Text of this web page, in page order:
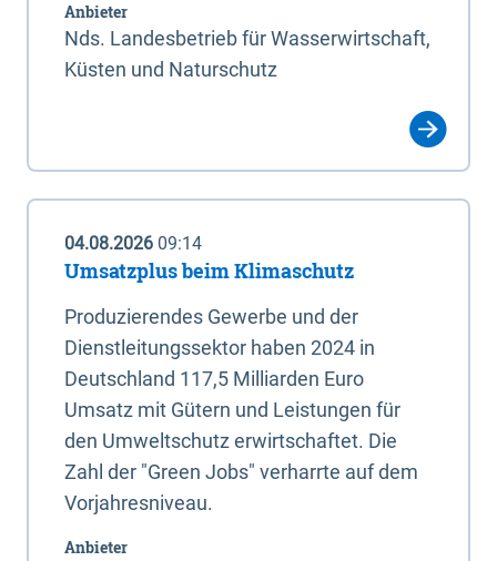
Anbieter
Nds. Landesbetrieb für Wasserwirtschaft,
Küsten und Naturschutz
04.08.2026 09:14
Umsatzplus beim Klimaschutz
Produzierendes Gewerbe und der
Dienstleitungssektor haben 2024 in
Deutschland 117,5 Milliarden Euro
Umsatz mit Gütern und Leistungen für
den Umweltschutz erwirtschaftet. Die
Zahl der "Green Jobs" verharrte auf dem
Vorjahresniveau.
Anbieter